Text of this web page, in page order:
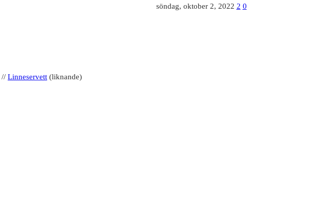
söndag, oktober 2, 2022 2 0
// Linneservett (liknande)